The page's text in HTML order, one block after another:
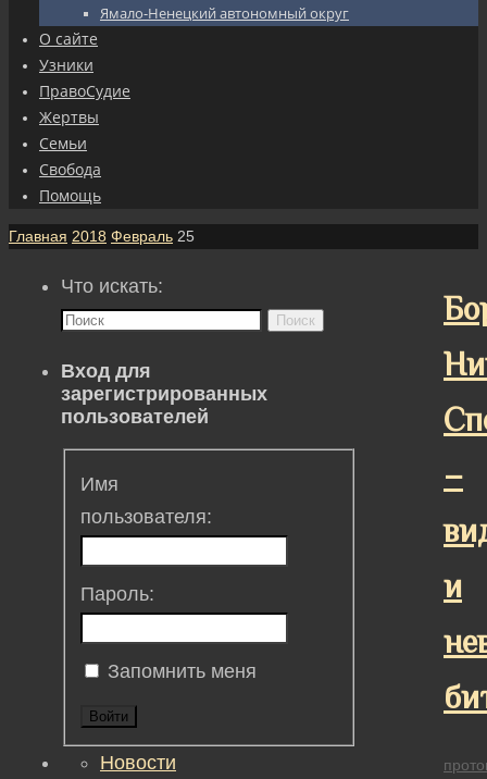
Ямало-Ненецкий автономный округ
О сайте
Узники
ПравоСудие
Жертвы
Семьи
Свобода
Помощь
Главная 2018 Февраль 25
–
и
Что искать:
Поиск
Вход для
зарегистрированных
пользователей
Имя
пользователя:
Пароль:
Запомнить меня
Войти
Новости